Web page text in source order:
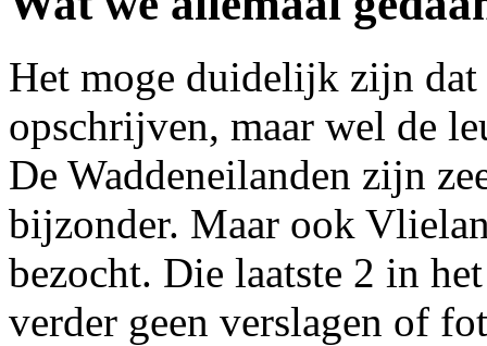
Het moge duidelijk zijn dat
opschrijven, maar wel de
De Waddeneilanden zijn
bijzonder. Maar ook
bezocht. Die laatste 2 in
verder geen verslagen of